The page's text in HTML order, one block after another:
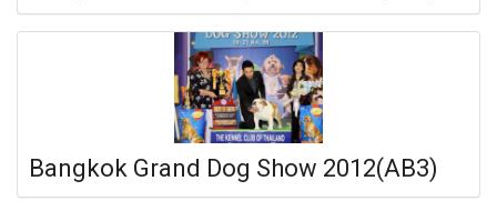
Bangkok Grand Dog Show 2012(AB3)